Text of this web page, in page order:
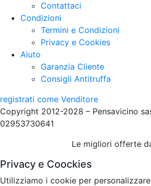
Contattaci
Condizioni
Termini e Condizioni
Privacy e Cookies
Aiuto
Garanzia Cliente
Consigli Antitruffa
registrati come Venditore
Copyright 2012-2028 – Pensavicino
02953730641
Le migliori offerte
Privacy e Coockies
Utilizziamo i cookie per